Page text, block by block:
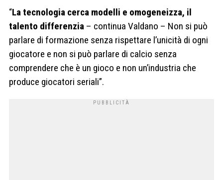
“La tecnologia cerca modelli e omogeneizza, il
talento differenzia – continua Valdano – Non si può
parlare di formazione senza rispettare l’unicità di ogni
giocatore e non si può parlare di calcio senza
comprendere che è un gioco e non un’industria che
produce giocatori seriali”.